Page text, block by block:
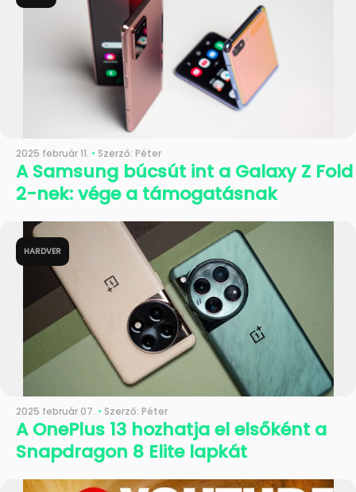
2025 február 11. • Szerző: Péter
A Samsung búcsút int a Galaxy Z Fold
2-nek: vége a támogatásnak
HARDVER
2025 február 07. • Szerző: Péter
A OnePlus 13 hozhatja el elsőként a
Snapdragon 8 Elite lapkát